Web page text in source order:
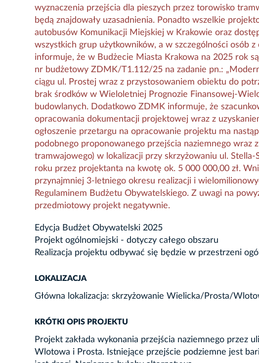
wyznaczenia przejścia dla pieszych przez torowisko
będą znajdowały uzasadnienia. Ponadto wszelkie
autobusów Komunikacji Miejskiej w Krakowie oraz
wszystkich grup użytkowników, a w szczególności osób
informuje, że w Budżecie Miasta Krakowa na 2025 rok
nr budżetowy ZDMK/T1.112/25 na zadanie pn.:
ciągu ul. Prostej wraz z przystosowaniem obiektu do
brak środków w Wieloletniej Prognozie Finansowej-
budowlanych. Dodatkowo ZDMK informuje, że
opracowania dokumentacji projektowej wraz z
ogłoszenie przetargu na opracowanie projektu ma
podobnego proponowanego przejścia naziemnego wraz
tramwajowego) w lokalizacji przy skrzyżowaniu ul.
roku przez projektanta na kwotę ok. 5 000 000,00 zł.
przynajmniej 3-letniego okresu realizacji i
Regulaminem Budżetu Obywatelskiego. Z uwagi na
przedmiotowy projekt negatywnie.
Edycja Budżet Obywatelski 2025
Projekt ogólnomiejski - dotyczy całego obszaru
Realizacja projektu odbywać się będzie w przestrzeni
LOKALIZACJA
Główna lokalizacja: skrzyżowanie Wielicka/Prosta/
KRÓTKI OPIS PROJEKTU
Projekt zakłada wykonania przejścia naziemnego przez
Wlotowa i Prosta. Istniejące przejście podziemne jest